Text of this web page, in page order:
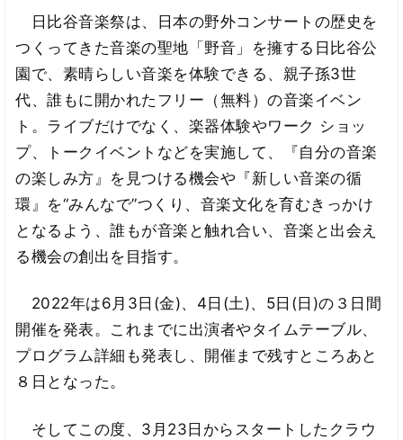
日比谷音楽祭は、日本の野外コンサートの歴史を
つくってきた音楽の聖地「野音」を擁する日比谷公
園で、素晴らしい音楽を体験できる、親子孫3世
代、誰もに開かれたフリー（無料）の音楽イベン
ト。ライブだけでなく、楽器体験やワーク ショッ
プ、トークイベントなどを実施して、『自分の音楽
の楽しみ方』を見つける機会や『新しい音楽の循
環』を“みんなで”つくり、音楽文化を育むきっかけ
となるよう、誰もが音楽と触れ合い、音楽と出会え
る機会の創出を目指す。
2022年は6月3日(金)、4日(土)、5日(日)の３日間
開催を発表。これまでに出演者やタイムテーブル、
プログラム詳細も発表し、開催まで残すところあと
８日となった。
そしてこの度、3月23日からスタートしたクラウ